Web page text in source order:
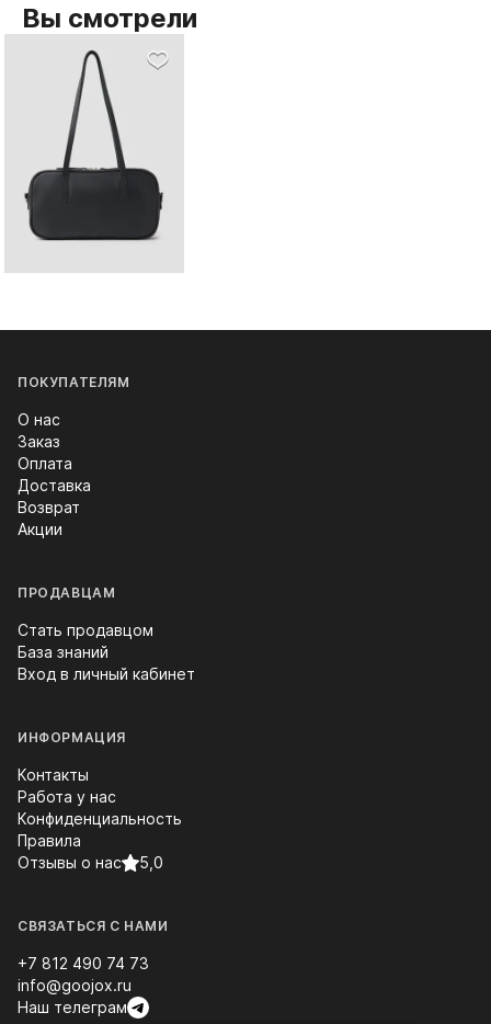
Вы смотрели
ПОКУПАТЕЛЯМ
О нас
Заказ
Оплата
Доставка
Возврат
Акции
ПРОДАВЦАМ
Стать продавцом
База знаний
Вход в личный кабинет
ИНФОРМАЦИЯ
Контакты
Работа у нас
Конфиденциальность
Правила
Отзывы о нас
5,0
СВЯЗАТЬСЯ С НАМИ
+7 812 490 74 73
info@goojox.ru
Наш телеграм